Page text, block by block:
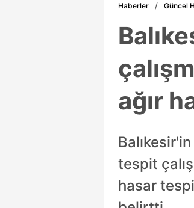
Haberler Güncel
ağır
tespit
hasar